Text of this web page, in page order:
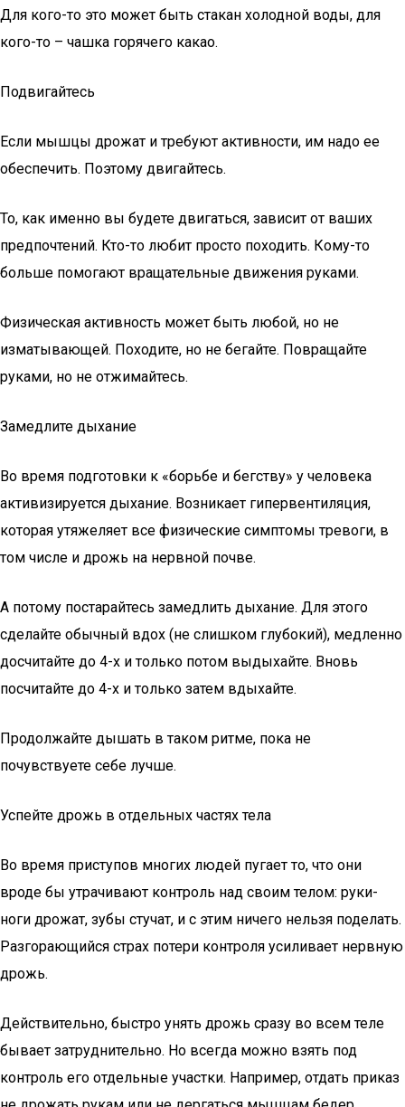
Для кого-то это может быть стакан холодной воды, для
кого-то – чашка горячего какао.
Подвигайтесь
Если мышцы дрожат и требуют активности, им надо ее
обеспечить. Поэтому двигайтесь.
То, как именно вы будете двигаться, зависит от ваших
предпочтений. Кто-то любит просто походить. Кому-то
больше помогают вращательные движения руками.
Физическая активность может быть любой, но не
изматывающей. Походите, но не бегайте. Повращайте
руками, но не отжимайтесь.
Замедлите дыхание
Во время подготовки к «борьбе и бегству» у человека
активизируется дыхание. Возникает гипервентиляция,
которая утяжеляет все физические симптомы тревоги, в
том числе и дрожь на нервной почве.
А потому постарайтесь замедлить дыхание. Для этого
сделайте обычный вдох (не слишком глубокий), медленно
досчитайте до 4-х и только потом выдыхайте. Вновь
посчитайте до 4-х и только затем вдыхайте.
Продолжайте дышать в таком ритме, пока не
почувствуете себе лучше.
Успейте дрожь в отдельных частях тела
Во время приступов многих людей пугает то, что они
вроде бы утрачивают контроль над своим телом: руки-
ноги дрожат, зубы стучат, и с этим ничего нельзя поделать.
Разгорающийся страх потери контроля усиливает нервную
дрожь.
Действительно, быстро унять дрожь сразу во всем теле
бывает затруднительно. Но всегда можно взять под
контроль его отдельные участки. Например, отдать приказ